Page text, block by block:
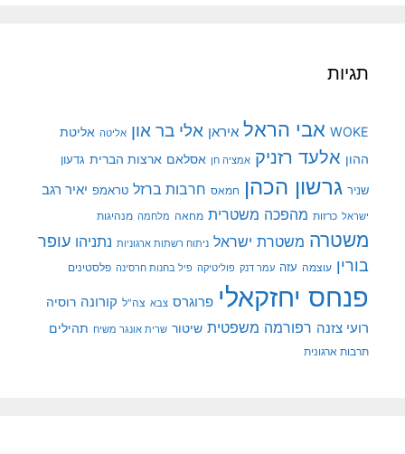
תגיות
WOKE אבי הראל איראן אלי בר און אליטה אליטת
ההון אלעד רזניק אמציה חן אסלאם ארצות הברית גדעון
שניר גרשון הכהן חמאס חרבות ברזל טראמפ יאיר רגב
ישראל כרזות מהפכה משטרית מחאה מלחמה מנהיגות
משטרה משטרת ישראל ניתוח רשתות ארגוניות נתניהו עופר
בורין עוצמה עזה עמר דנק פוליטיקה פיל בחנות חרסינה פלסטינים
פנחס יחזקאלי פרוגרס צבא צה"ל קורונה רוסיה
רועי צזנה רפורמה משפטית שיטור שרית אונגר משיח תהילים
תרבות ארגונית